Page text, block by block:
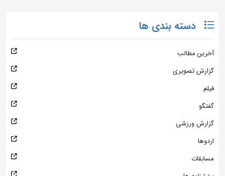
دسته بندی ها
آخرین مطالب
گزارش تصویری
فیلم
گفتگو
گزارش ورزشی
اردوها
مسابقات